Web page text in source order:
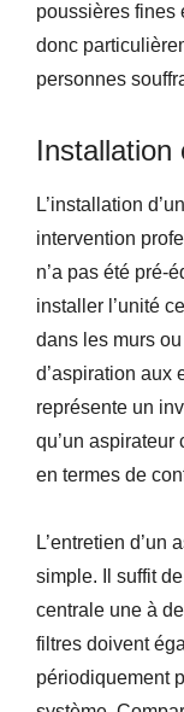
poussières fines
donc
personnes
Installation
L’installation
intervention
n’a pas été pré-
installer l’unité
dans les murs
d’aspiration aux
représente un
qu’un
en termes de
L’entretien
simple. Il suffit
centrale une à
filtres doivent
périodiquement